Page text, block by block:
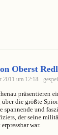
Oberst Redl
2011 um 12:18 ·
präsentieren
die größte
spannende und
der seine
war.